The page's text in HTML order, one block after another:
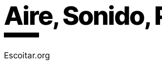
Aire, Sonido,
Escoitar.org